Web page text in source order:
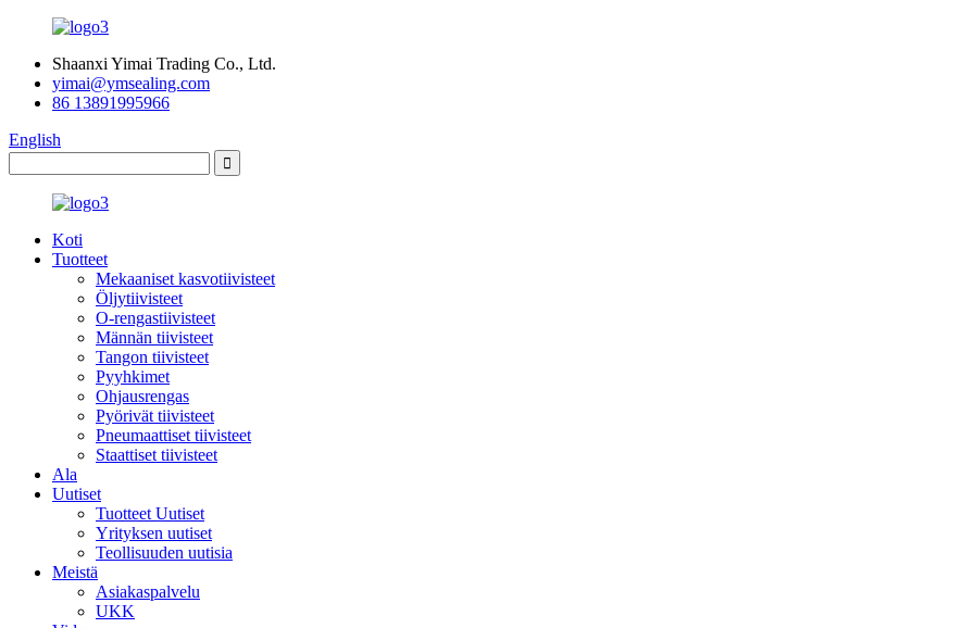
Shaanxi Yimai Trading Co., Ltd.
yimai@ymsealing.com
86 13891995966
English
Koti
Tuotteet
Mekaaniset kasvotiivisteet
Öljytiivisteet
O-rengastiivisteet
Männän tiivisteet
Tangon tiivisteet
Pyyhkimet
Ohjausrengas
Pyörivät tiivisteet
Pneumaattiset tiivisteet
Staattiset tiivisteet
Ala
Uutiset
Tuotteet Uutiset
Yrityksen uutiset
Teollisuuden uutisia
Meistä
Asiakaspalvelu
UKK